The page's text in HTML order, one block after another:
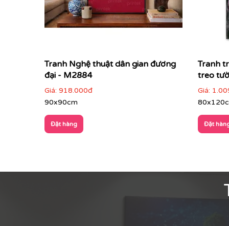
Tranh Nghệ thuật dân gian đương
đại - M2884
Giá: 918.000đ
90x90cm
Đặt hàng
Tranh
treo
Giá:
Đặt